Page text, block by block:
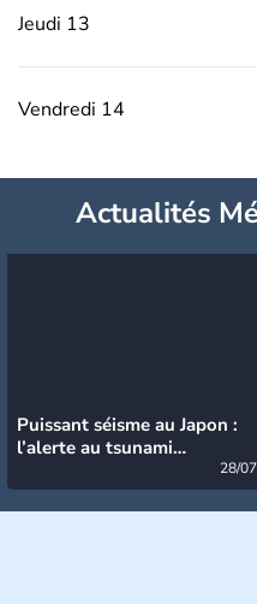
Jeudi 13
Vendredi 14
Actualités
Puissant séisme au Japon :
l’alerte au tsunami
28/07